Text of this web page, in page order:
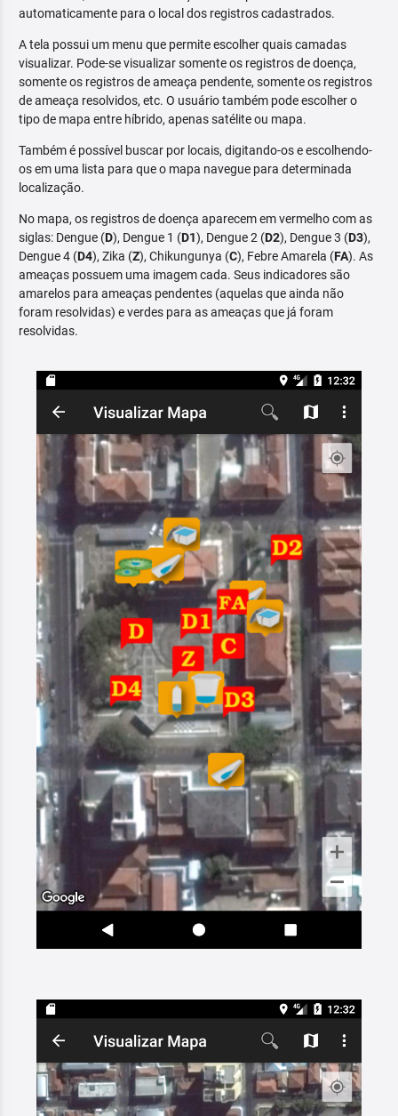
automaticamente para o local dos registros cadastrados.
A tela possui um menu que permite escolher quais camadas
visualizar. Pode-se visualizar somente os registros de doença,
somente os registros de ameaça pendente, somente os registros
de ameaça resolvidos, etc. O usuário também pode escolher o
tipo de mapa entre híbrido, apenas satélite ou mapa.
Também é possível buscar por locais, digitando-os e escolhendo-
os em uma lista para que o mapa navegue para determinada
localização.
No mapa, os registros de doença aparecem em vermelho com as
siglas: Dengue (D), Dengue 1 (D1), Dengue 2 (D2), Dengue 3 (D3),
Dengue 4 (D4), Zika (Z), Chikungunya (C), Febre Amarela (FA). As
ameaças possuem uma imagem cada. Seus indicadores são
amarelos para ameaças pendentes (aquelas que ainda não
foram resolvidas) e verdes para as ameaças que já foram
resolvidas.